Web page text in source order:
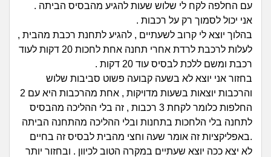
הורות ומשפחה
מתבגרים
מהבקו"ם... ועד מתי?!
לימודים וסטודנטים
עבודה וקריירה
עם החלפה לקח לי שלוש שעות להגיע מהבסיס הביתה .
אני יכול לסמוך רק על רכבות .
בהלוך יוצא לי קרוב לשעתיים , להגיע לתחנת רכבת מהבית ,
לעלות לרכבת לרדת אחרי תחנה אחת לחכות 20 דקות לעוד
רכבת ומשם ללכת לבסיס עוד 20 דקות .
בחזור אני יוצא לא בשעה קבועה פשוט סביבות שלוש
והרכבות יוצאות בשעות מדויקות , אחת מהרכבות היא עם 2
החלפות כלומר לקחת 3 רכבות , זה בלי ההליכה מהבסיס
לתחנה בלי הלחכות בתחנות ובלי ההליכה מהתחנה הביתה
.באפליקציות זה אומר שעה וחצי מהבית לבסיס זה בחיים
לא יצא ככה יוצא שעתיים במקרה הטוב לכיוון . ובחזור יותר